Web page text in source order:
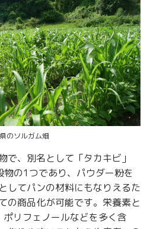
のソルガム畑
で、別名として「タカキビ」
物の1つであり、パウダー粉を
してパンの材料にもなりえるた
の商品化が可能です。栄養素と
ポリフェノールなどを多く含